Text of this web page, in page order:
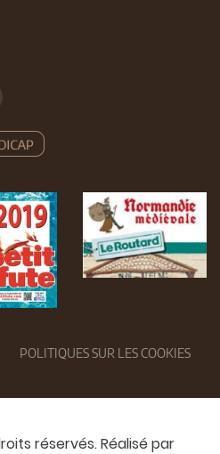
POLITIQUES SUR LES COOKIES
réservés. Réalisé par